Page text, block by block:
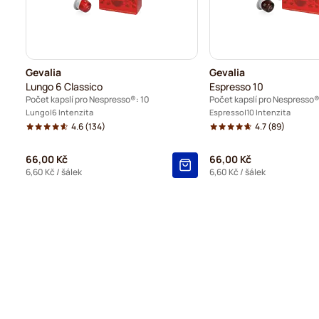
Gevalia
Lungo 6 Classico
Počet kapslí pro Nespresso®: 10
Lungo 6 Intenzita
4.6(134)
66,00 Kč
6,60 Kč / šálek
Gevalia
Espresso 10
Počet kapslí pro
Espresso 10 Intenzita
4.7(89)
66,00 Kč
6,60 Kč / šálek